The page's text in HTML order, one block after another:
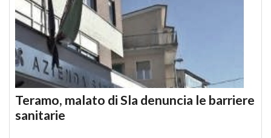
Teramo, malato di Sla denuncia le barriere
sanitarie